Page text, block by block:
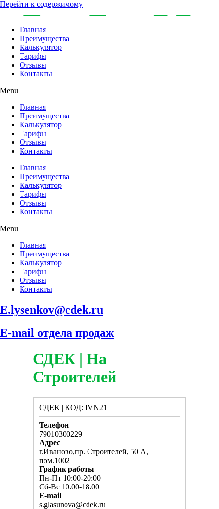
Перейти к содержимому
Главная
Преимущества
Калькулятор
Тарифы
Отзывы
Контакты
Menu
Главная
Преимущества
Калькулятор
Тарифы
Отзывы
Контакты
Главная
Преимущества
Калькулятор
Тарифы
Отзывы
Контакты
Menu
Главная
Преимущества
Калькулятор
Тарифы
Отзывы
Контакты
E.lysenkov@cdek.ru
E-mail отдела продаж
СДЕК | На
Строителей
СДЕК | КОД: IVN21
Телефон
79010300229
Адрес
г.Иваново,пр. Строителей, 50 А,
пом.1002
График работы
Пн-Пт 10:00-20:00
Сб-Вс 10:00-18:00
E-mail
s.glasunova@cdek.ru